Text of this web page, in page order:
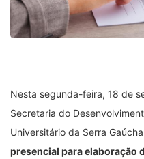
Nesta segunda-feira, 18 de
Secretaria do
Universitário da Serra
presencial para elaboração